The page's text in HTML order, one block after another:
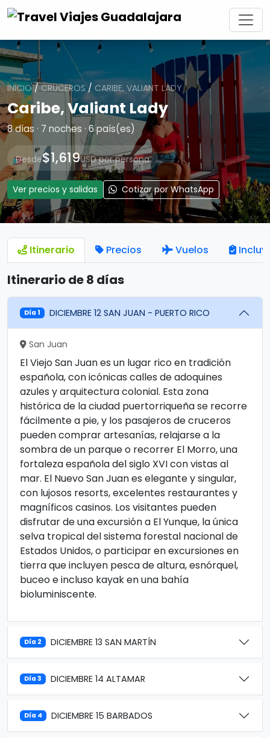
INICIO/CRUCEROS/ CARIBE, VALIANT LADY
Caribe, Valiant Lady
8 días · 7 noches · 6 país(es)
Desde$1,619USD por persona
Ver precios y salidas Cotizar por WhatsApp
Itinerario Precios Vuelos
Itinerario de 8 días
Día 1 DICIEMBRE 12 SAN JUAN - PUERTO RICO
San Juan
El Viejo San Juan es un lugar rico en tradición
española, con icónicas calles de adoquines
azules y arquitectura colonial. Esta zona
histórica de la ciudad puertorriqueña se recorre
fácilmente a pie, y los pasajeros de cruceros
pueden comprar artesanías, relajarse a la
sombra de un parque o recorrer El Morro, una
fortaleza española del siglo XVI con vistas al
mar. El Nuevo San Juan es elegante y singular,
con lujosos resorts, excelentes restaurantes y
magníficos casinos. Los visitantes pueden
disfrutar de una excursión a El Yunque, la única
selva tropical del sistema forestal nacional de
Estados Unidos, o participar en excursiones en
tierra que incluyen pesca de altura, esnórquel,
buceo e incluso kayak en una bahía
bioluminiscente.
Día 2 DICIEMBRE 13 SAN MARTÍN
Día 3 DICIEMBRE 14 ALTAMAR
Día 4 DICIEMBRE 15 BARBADOS